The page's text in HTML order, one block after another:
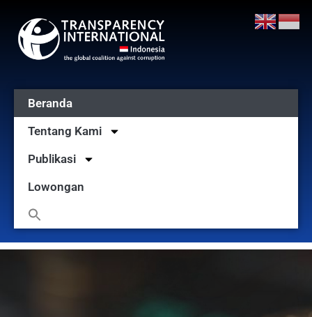
Beranda
Tentang Kami
Publikasi
Lowongan